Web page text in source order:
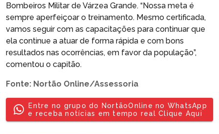
Bombeiros Militar de Várzea Grande. “Nossa meta é
sempre aperfeiçoar o treinamento. Mesmo certificada,
vamos seguir com as capacitações para continuar que
ela continue a atuar de forma rápida e com bons
resultados nas ocorrências, em favor da população”,
comentou o capitão.
Fonte: Nortão Online/Assessoria
Entre no grupo do NortãoOnline no WhatsApp
e receba notícias em tempo real Clique Aqui